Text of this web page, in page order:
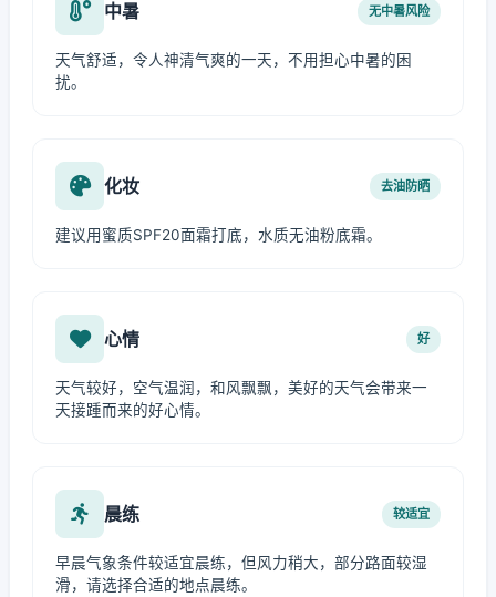
中暑 无中暑风险
天气舒适，令人神清气爽的一天，不用担心中暑的困
扰。
化妆 去油防晒
建议用蜜质SPF20面霜打底，水质无油粉底霜。
心情 好
天气较好，空气温润，和风飘飘，美好的天气会带来一
天接踵而来的好心情。
晨练 较适宜
早晨气象条件较适宜晨练，但风力稍大，部分路面较湿
滑，请选择合适的地点晨练。